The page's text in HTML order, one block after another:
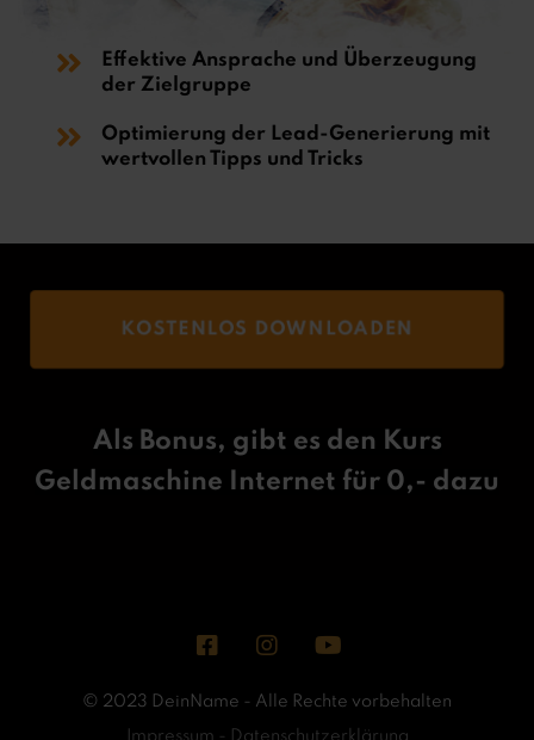
Effektive Ansprache und Überzeugung
der Zielgruppe
Optimierung der Lead-Generierung mit
wertvollen Tipps und Tricks
KOSTENLOS DOWNLOADEN
Als Bonus, gibt es den Kurs
Geldmaschine Internet für 0,- dazu
© 2023 DeinName - Alle Rechte vorbehalten